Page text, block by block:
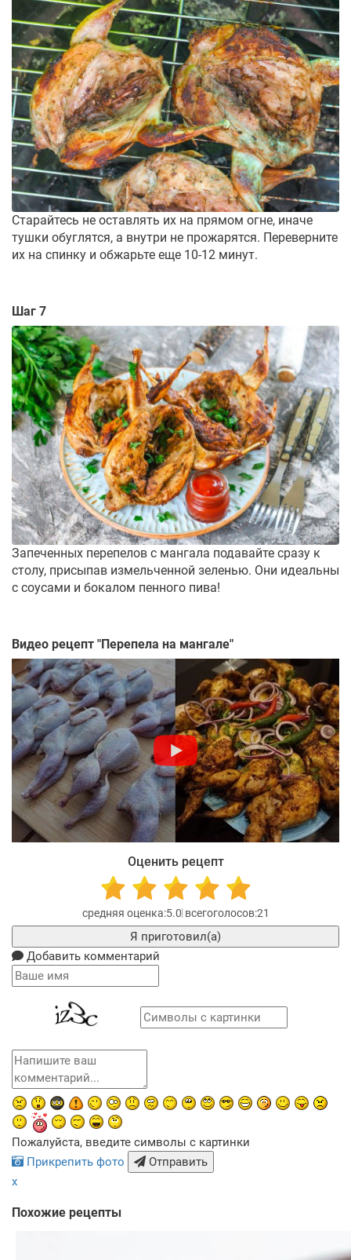
Старайтесь не оставлять их на прямом огне, иначе
тушки обуглятся, а внутри не прожарятся. Переверните
их на спинку и обжарьте еще 10-12 минут.
Шаг 7
Запеченных перепелов с мангала подавайте сразу к
столу, присыпав измельченной зеленью. Они идеальны
с соусами и бокалом пенного пива!
Видео рецепт "Перепела на мангале"
Оценить рецепт
5.0 21
Я приготовил(а)
Добавить комментарий
Пожалуйста, введите символы с картинки
Прикрепить фото
Отправить
x
Похожие рецепты